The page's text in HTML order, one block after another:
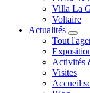
Villa La
Voltaire
Actualités
Tout
Activités
Visites
Accueil